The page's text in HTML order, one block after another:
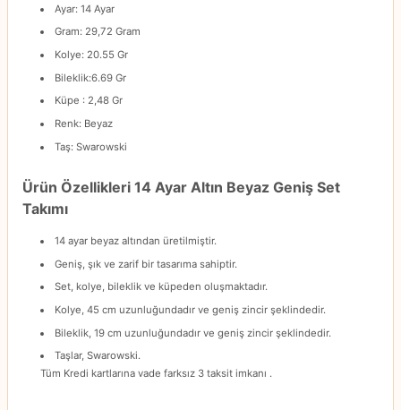
Ayar: 14 Ayar
Gram: 29,72 Gram
Kolye: 20.55 Gr
Bileklik:6.69 Gr
Küpe : 2,48 Gr
Renk: Beyaz
Taş: Swarowski
Ürün Özellikleri 14 Ayar Altın Beyaz Geniş Set
Takımı
14 ayar beyaz altından üretilmiştir.
Geniş, şık ve zarif bir tasarıma sahiptir.
Set, kolye, bileklik ve küpeden oluşmaktadır.
Kolye, 45 cm uzunluğundadır ve geniş zincir şeklindedir.
Bileklik, 19 cm uzunluğundadır ve geniş zincir şeklindedir.
Taşlar, Swarowski.
Tüm Kredi kartlarına vade farksız 3 taksit imkanı .